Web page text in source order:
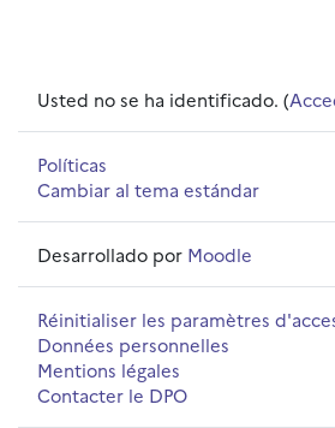
Usted no se ha identificado. (
Políticas
Cambiar al tema estándar
Desarrollado por Moodle
Réinitialiser les paramètres
Données personnelles
Mentions légales
Contacter le DPO